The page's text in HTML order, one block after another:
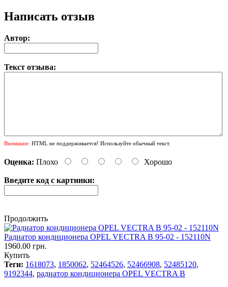
Написать отзыв
Автор:
Текст отзыва:
Внимание: HTML не поддерживается! Используйте обычный текст.
Оценка: Плохо Хорошо
Введите код с картинки:
Продолжить
Радиатор кондиционера OPEL VECTRA B 95-02 - 152110N
1960.00 грн.
Купить
Теги: 1618073, 1850062, 52464526, 52466908, 52485120,
9192344, радиатор кондиционера OPEL VECTRA B